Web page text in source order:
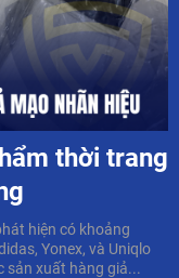
thời trang
hiện có khoảng
Yonex, và Uniqlo
sản xuất hàng giả...